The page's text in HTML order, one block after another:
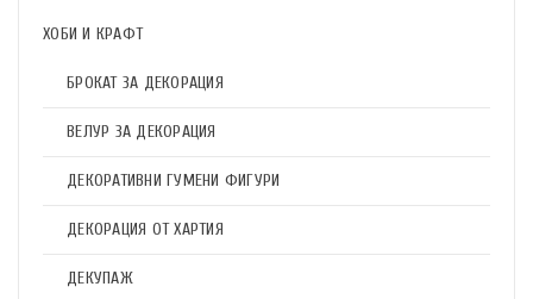
ХОБИ И КРАФТ
БРОКАТ ЗА ДЕКОРАЦИЯ
ВЕЛУР ЗА ДЕКОРАЦИЯ
ДЕКОРАТИВНИ ГУМЕНИ ФИГУРИ
ДЕКОРАЦИЯ ОТ ХАРТИЯ
ДЕКУПАЖ